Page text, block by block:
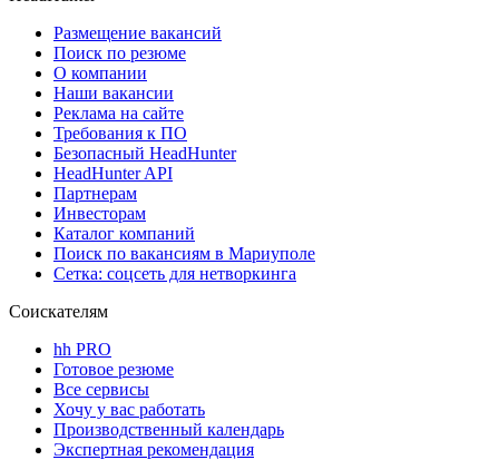
Размещение вакансий
Поиск по резюме
О компании
Наши вакансии
Реклама на сайте
Требования к ПО
Безопасный HeadHunter
HeadHunter API
Партнерам
Инвесторам
Каталог компаний
Поиск по вакансиям в Мариуполе
Сетка: соцсеть для нетворкинга
Соискателям
hh PRO
Готовое резюме
Все сервисы
Хочу у вас работать
Производственный календарь
Экспертная рекомендация